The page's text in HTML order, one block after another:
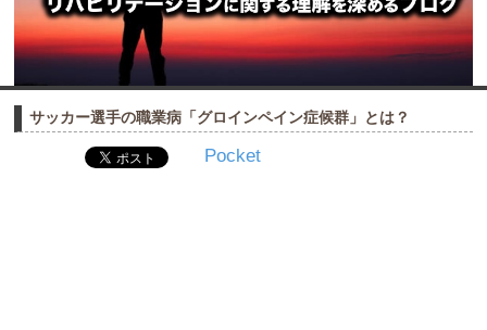
サッカー選手の職業病「グロインペイン症候群」とは？
Pocket